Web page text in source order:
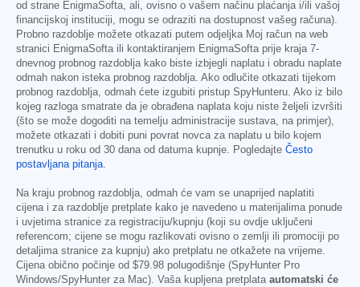
od strane EnigmaSofta, ali, ovisno o vašem načinu plaćanja i/ili vašoj
financijskoj instituciji, mogu se odraziti na dostupnost vašeg računa).
Probno razdoblje možete otkazati putem odjeljka Moj račun na web
stranici EnigmaSofta ili kontaktiranjem EnigmaSofta prije kraja 7-
dnevnog probnog razdoblja kako biste izbjegli naplatu i obradu naplate
odmah nakon isteka probnog razdoblja. Ako odlučite otkazati tijekom
probnog razdoblja, odmah ćete izgubiti pristup SpyHunteru. Ako iz bilo
kojeg razloga smatrate da je obrađena naplata koju niste željeli izvršiti
(što se može dogoditi na temelju administracije sustava, na primjer),
možete otkazati i dobiti puni povrat novca za naplatu u bilo kojem
trenutku u roku od 30 dana od datuma kupnje. Pogledajte Često
postavljana pitanja
Na kraju probnog razdoblja, odmah će vam se unaprijed naplatiti
cijena i za razdoblje pretplate kako je navedeno u materijalima ponude
i uvjetima stranice za registraciju/kupnju (koji su ovdje uključeni
referencom; cijene se mogu razlikovati ovisno o zemlji ili promociji po
detaljima stranice za kupnju) ako pretplatu ne otkažete na vrijeme.
Cijena obično počinje od $79.98 polugodišnje (SpyHunter Pro
Windows/SpyHunter za Mac). Vaša kupljena pretplata automatski će